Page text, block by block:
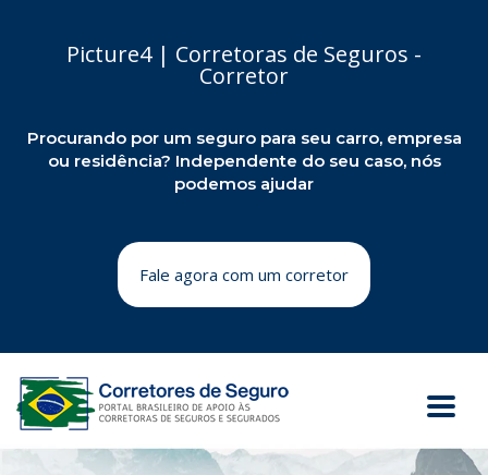
Picture4 | Corretoras de Seguros -
Corretor
Procurando por um seguro para seu carro, empresa
ou residência? Independente do seu caso, nós
podemos ajudar
Fale agora com um corretor